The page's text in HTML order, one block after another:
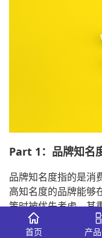
Part 1：品牌知名
品牌知名度指的是消
高知名度的品牌能够
策时被优先考虑，其
提高品牌信任
首页 产